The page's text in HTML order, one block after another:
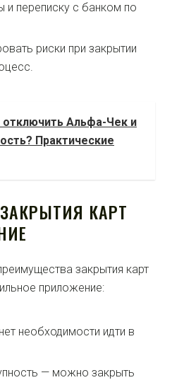
и переписку с банком по
риски при закрытии
отключить Альфа-Чек и
Практические
КАРТ
закрытия карт
приложение:
необходимости идти в
— можно закрыть